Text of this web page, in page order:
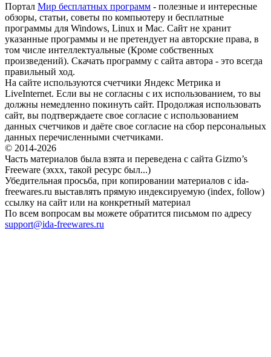
Портал Мир бесплатных программ - полезные и интересные
обзоры, статьи, советы по компьютеру и бесплатные
программы для Windows, Linux и Mac. Сайт не хранит
указанные программы и не претендует на авторские права, в
том числе интеллектуальные (Кроме собственных
произведений). Скачать программу с сайта автора - это всегда
правильный ход.
На сайте используются счетчики Яндекс Метрика и
LiveInternet. Если вы не согласны с их использованием, то вы
должны немедленно покинуть сайт. Продолжая использовать
сайт, вы подтверждаете свое согласие с использованием
данных счетчиков и даёте свое согласие на сбор персональных
данных перечисленными счетчиками.
© 2014-2026
Часть материалов была взята и переведена с сайта Gizmo’s
Freeware (эххх, такой ресурс был...)
Убедительная просьба, при копировании материалов с ida-
freewares.ru выставлять прямую индексируемую (index, follow)
ссылку на сайт или на конкретный материал
По всем вопросам вы можете обратится письмом по адресу
support@ida-freewares.ru